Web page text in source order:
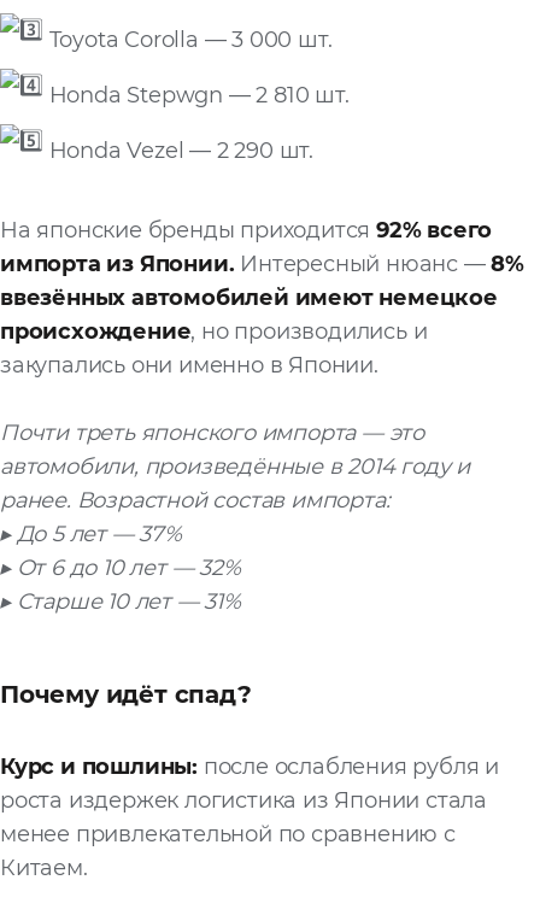
Toyota Corolla — 3 000 шт.
Honda Stepwgn — 2 810 шт.
Honda Vezel — 2 290 шт.
На японские бренды приходится 92% всего
импорта из Японии. Интересный нюанс —8%
ввезённых автомобилей имеют немецкое
происхождение, но производились и
закупались они именно в Японии.
Почти треть японского импорта — это
автомобили, произведённые в 2014 году и
ранее. Возрастной состав импорта:
▸ До 5 лет — 37%
▸ От 6 до 10 лет — 32%
▸ Старше 10 лет — 31%
Почему идёт спад?
Курс и пошлины: после ослабления рубля и
роста издержек логистика из Японии стала
менее привлекательной по сравнению с
Китаем.